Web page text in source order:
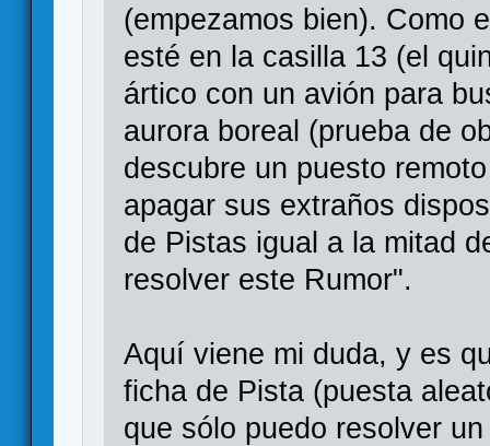
(empezamos bien). Como
esté en la casilla 13 (el
ártico con un avión para
aurora boreal (prueba de
descubre un puesto
apagar sus extraños
de Pistas igual a la mitad
resolver este Rumor".
Aquí viene mi duda, y es
ficha de Pista (puesta
que sólo puedo resolver